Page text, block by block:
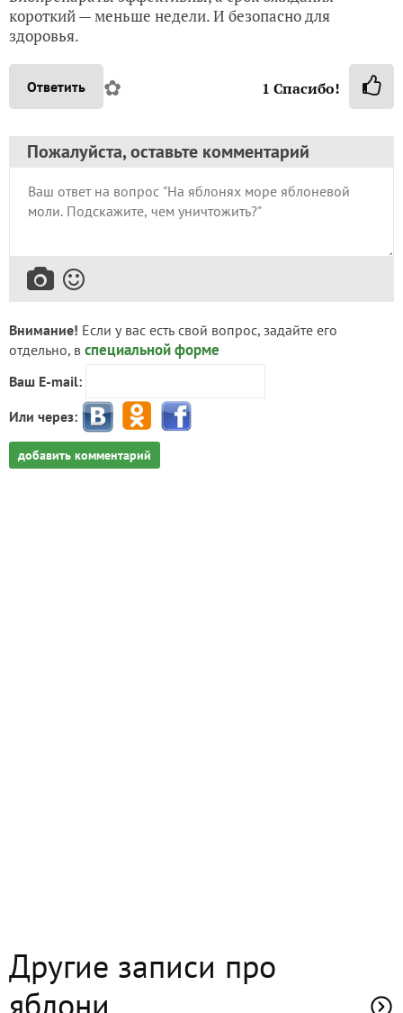
короткий — меньше недели. И безопасно для
здоровья.
Ответить ✿ 1 Спасибо!
Пожалуйста, оставьте комментарий
Внимание! Если у вас есть свой вопрос, задайте его
отдельно, в специальной форме
Ваш E-mail:
Или через:
добавить комментарий
Другие записи про
яблони